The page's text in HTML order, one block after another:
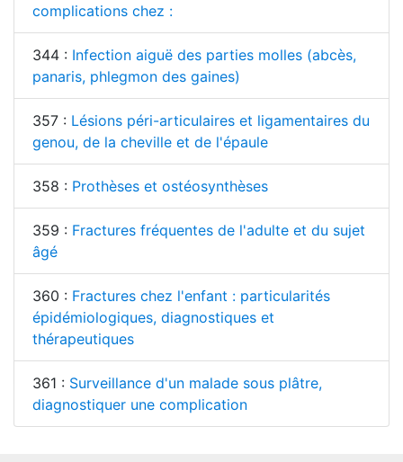
complications chez :
344 : Infection aiguë des parties molles (abcès,
panaris, phlegmon des gaines)
357 : Lésions péri-articulaires et ligamentaires du
genou, de la cheville et de l'épaule
358 : Prothèses et ostéosynthèses
359 : Fractures fréquentes de l'adulte et du sujet
âgé
360 : Fractures chez l'enfant : particularités
épidémiologiques, diagnostiques et
thérapeutiques
361 : Surveillance d'un malade sous plâtre,
diagnostiquer une complication